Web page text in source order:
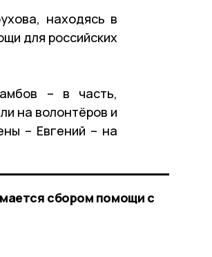
находясь в
для российских
– в часть,
на волонтёров и
– Евгений – на
сбором помощи с